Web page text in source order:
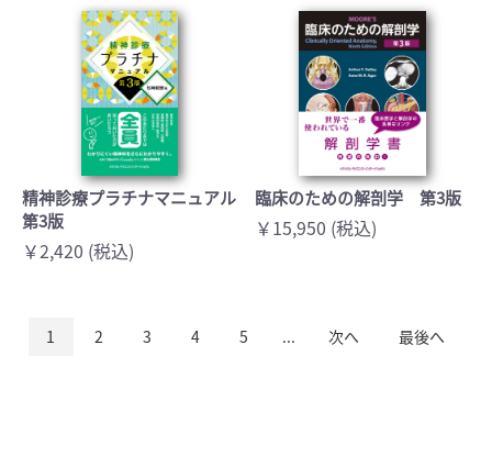
精神診療プラチナマニュアル
第3版
￥2,420 (税込)
臨床のための解剖学 第3版
￥15,950 (税込)
1 2 3 4 5 ... 次へ 最後へ